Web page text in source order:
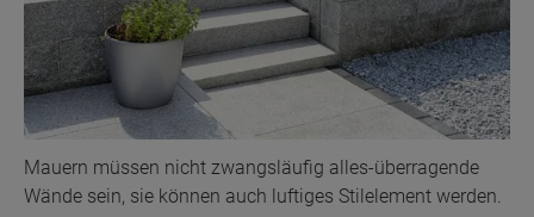
Mauern müssen nicht zwangsläufig alles-überragende
Wände sein, sie können auch luftiges Stilelement werden.